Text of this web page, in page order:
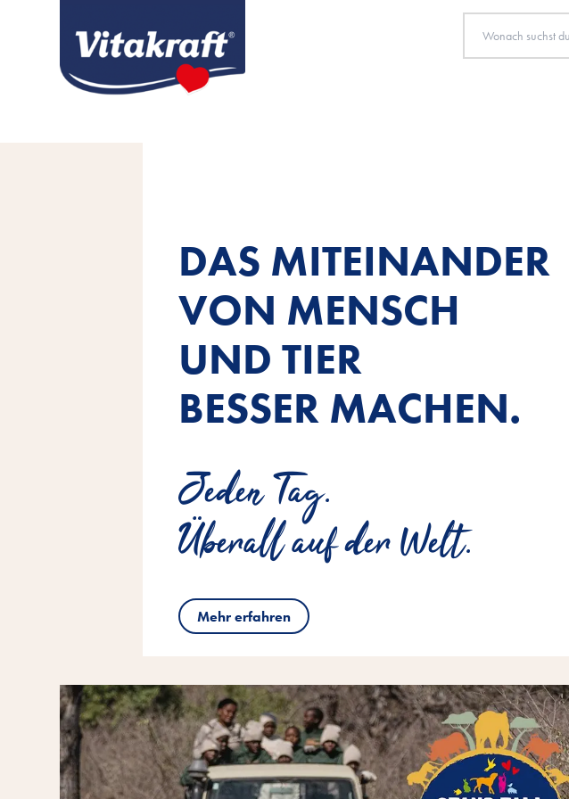
DAS MITEINANDER
VON MENSCH
UND TIER
BESSER MACHEN.
Jeden Tag.
Überall auf der Welt.
Mehr erfahren